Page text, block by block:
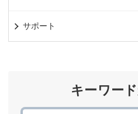
サポート
キーワー